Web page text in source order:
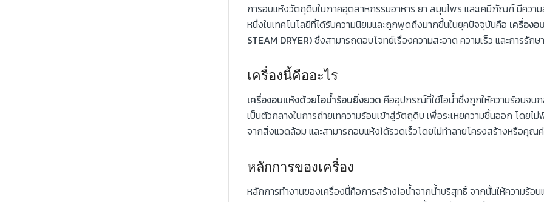
การอบแห้งวัตถุดิบในภาคอุตสาหกรรมอาหาร ยา สมุนไพร และเคมีภัณฑ์ มี
หนึ่งในเทคโนโลยีที่ได้รับความนิยมและถูกพูดถึงมากขึ้นในยุคปัจจุบันคือ เครื่อง
STEAM DRYER)ซึ่งสามารถตอบโจทย์เรื่องความสะอาด ความเร็ว และการรั
เครื่องนี้คืออะไร
เครื่องอบแห้งด้วยไอน้ำร้อนยิ่งยวด คืออุปกรณ์ที่ใช้ไอน้ำซึ่งถูกให้ความร้อนจน
เป็นตัวกลางในการถ่ายเทความร้อนเข้าสู่วัตถุดิบ เพื่อระเหยความชื้นออก โดย
จากสิ่งแวดล้อม และสามารถอบแห้งได้รวดเร็วโดยไม่ทำลายโครงสร้างหรือคุ
หลักการของเครื่อง
หลักการทำงานของเครื่องนี้คือการสร้างไอน้ำจากน้ำบริสุทธิ์ จากนั้นให้ความร้